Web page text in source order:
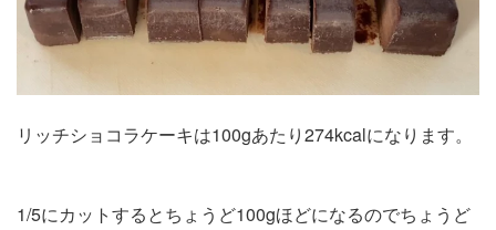
リッチショコラケーキは100gあたり274kcalになります。
1/5にカットするとちょうど100gほどになるのでちょうど